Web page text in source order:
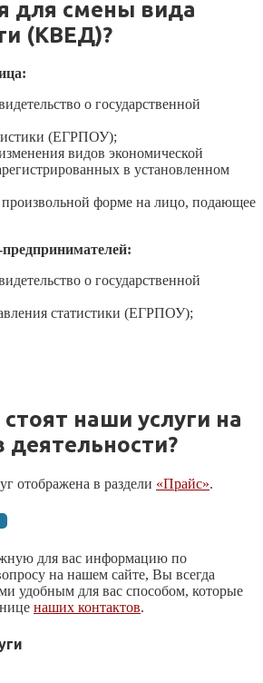
для смены вида
(КВЕД)?
о государственной
(ЕГРПОУ);
видов экономической
в установленном
произвольной форме на лицо, подающее
о государственной
статистики (ЕГРПОУ);
наши услуги на
деятельности?
отображена в раздели «Прайс».
для вас информацию по
на нашем сайте, Вы всегда
удобным для вас способом, которые
наших контактов.